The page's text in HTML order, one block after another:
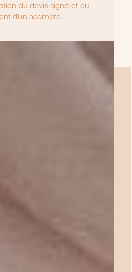
du devis signé et du
d’un acompte.